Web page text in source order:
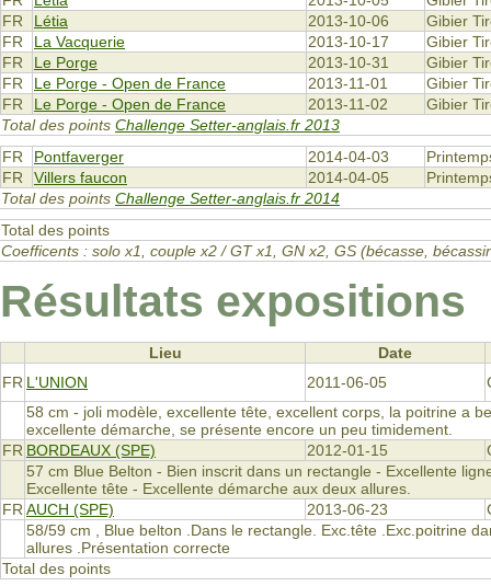
FR
Létia 2013-10-06
Gibier
FR
La Vacquerie 2013-10-17
Gibier
FR
Le Porge 2013-10-31
Gibier
FR
Le Porge - Open de France 2013-11-01
Gibier
FR
Le Porge - Open de France 2013-11-02
Gibier
Total des points Challenge Setter-anglais.fr 2013
FR
Pontfaverger 2014-04-03
FR
Villers faucon 2014-04-05
Total des points Challenge Setter-anglais.fr 2014
Total des points
Coefficents : solo x1, couple x2 / GT x1, GN x2, GS (bécasse,
Résultats expositions
Lieu
Date
FR L'UNION 2011-06-05
58 cm - joli modèle, excellente tête, excellent corps, la poitrine a
excellente démarche, se présente encore un peu timidement.
FR BORDEAUX (SPE) 2012-01-15
57 cm Blue Belton - Bien inscrit dans un rectangle - Excellente
Excellente tête - Excellente démarche aux deux allures.
FR AUCH (SPE) 2013-06-23
58/59 cm , Blue belton .Dans le rectangle. Exc.tête .Exc.poitrine
allures .Présentation correcte
Total des points